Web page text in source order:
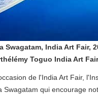
Swagatam, India Art Fair,
Toguo India Art
de l'India Art Fair,
Swagatam qui encourage